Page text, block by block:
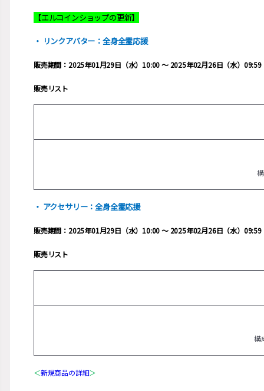
【エルコインショップの更新】
・ リンクアバター：全身全霊応援
販売期間：2025年01月29日（水）10:00 ～ 2025年02月26日（水）09:59
販売リスト
・ アクセサリー：全身全霊応援
販売期間：2025年01月29日（水）10:00 ～ 2025年02月26日（水）09:59
販売リスト
構
＜新規商品の詳細＞